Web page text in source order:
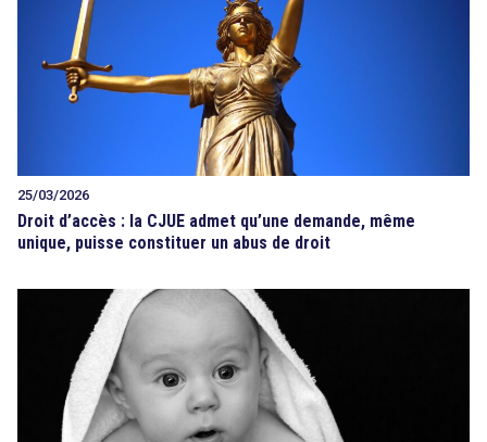
25/03/2026
Droit d’accès : la CJUE admet qu’une demande, même
unique, puisse constituer un abus de droit